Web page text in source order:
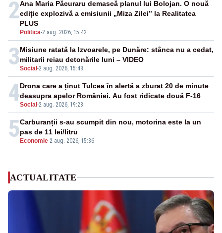
2
Politica-2 aug. 2026, 15:42
Ana Maria Păcuraru demască planul lui Bolojan. O nouă
ediție explozivă a emisiunii „Miza Zilei” la Realitatea
PLUS
3Social -2 aug. 2026, 15:48
Misiune ratată la Izvoarele, pe Dunăre: stânca nu a cedat,
militarii reiau detonările luni – VIDEO
4Social -2 aug. 2026, 19:28
Drona care a ținut Tulcea în alertă a zburat 20 de minute
deasupra apelor României. Au fost ridicate două F-16
5 Economie-2 aug. 2026, 15:36
Carburanții s-au scumpit din nou, motorina este la un
pas de 11 lei/litru
ACTUALITATE